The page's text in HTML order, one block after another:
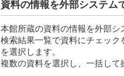
資料の情報を外部システム
本館所蔵の資料の情報を外部シ
検索結果一覧で資料にチェッ
を選択します。
複数の資料を選択し、一括して